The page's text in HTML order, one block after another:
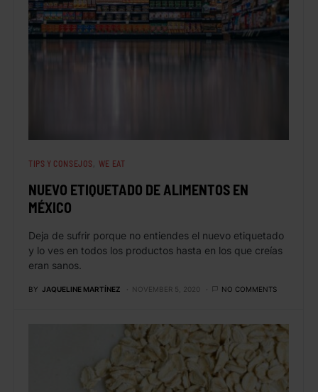
TIPS Y CONSEJOS WE EAT
NUEVO ETIQUETADO DE ALIMENTOS EN
MÉXICO
Deja de sufrir porque no entiendes el nuevo etiquetado
y lo ves en todos los productos hasta en los que creías
eran sanos.
BY JAQUELINE MARTÍNEZ NOVEMBER 5, 2020 NO COMMENTS